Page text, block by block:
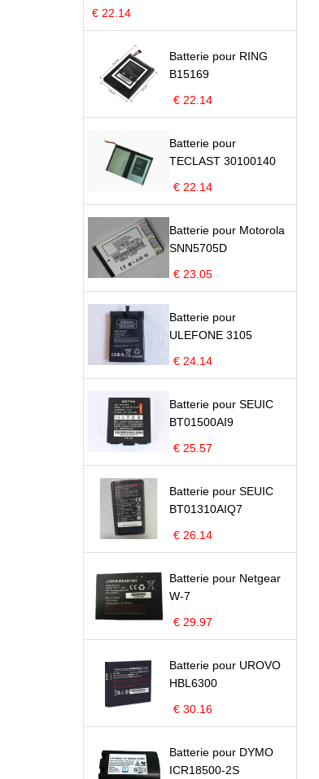
€ 22.14
Batterie pour RING
B15169
€ 22.14
Batterie pour
TECLAST 30100140
€ 22.14
Batterie pour Motorola
SNN5705D
€ 23.05
Batterie pour
ULEFONE 3105
€ 24.14
Batterie pour SEUIC
BT01500AI9
€ 25.57
Batterie pour SEUIC
BT01310AIQ7
€ 26.14
Batterie pour Netgear
W-7
€ 29.97
Batterie pour UROVO
HBL6300
€ 30.16
Batterie pour DYMO
ICR18500-2S